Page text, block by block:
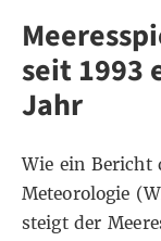
seit 1993
Jahr
Wie ein Bericht
Meteorologie
steigt der